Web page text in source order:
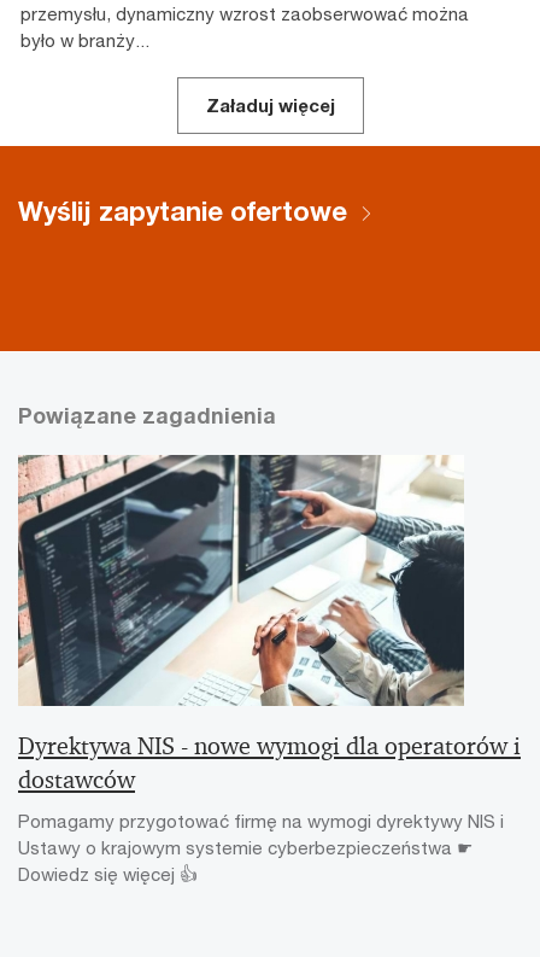
przemysłu, dynamiczny wzrost zaobserwować można
było w branży...
Załaduj więcej
Wyślij zapytanie ofertowe
Powiązane zagadnienia
Dyrektywa NIS - nowe wymogi dla operatorów i
dostawców
Pomagamy przygotować firmę na wymogi dyrektywy NIS i
Ustawy o krajowym systemie cyberbezpieczeństwa ☛
Dowiedz się więcej 👍